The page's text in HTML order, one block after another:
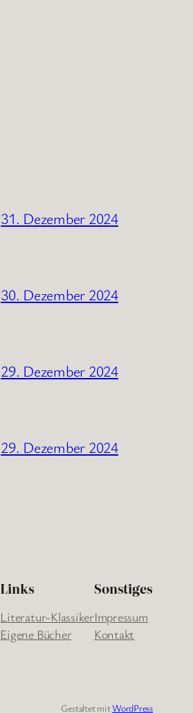
31. Dezember 2024
30. Dezember 2024
29. Dezember 2024
29. Dezember 2024
Links
Literatur-Klassiker
Eigene Bücher
Sonstiges
Impressum
Kontakt
Gestaltet mitWordPress